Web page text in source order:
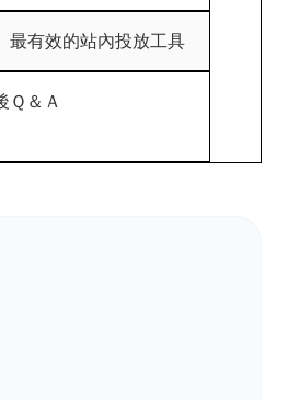
最有效的站內投放工具
Ｑ＆Ａ